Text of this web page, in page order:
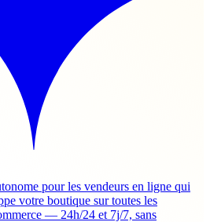
pour les vendeurs en ligne qui
votre boutique sur toutes les
— 24h/24 et 7j/7, sans